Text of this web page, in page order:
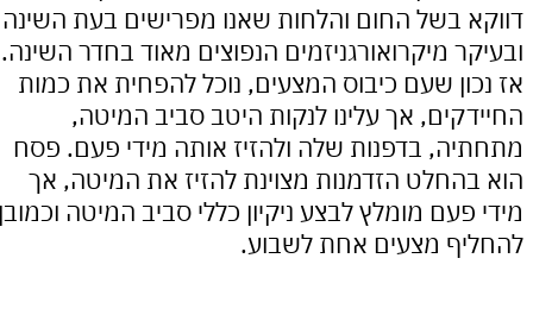
בשל החום והלחות שאנו מפרישים בעת השינה
מיקרואורגניזמים הנפוצים מאוד בחדר השינה.
שעם כיבוס המצעים, נוכל להפחית את כמות
אך עלינו לנקות היטב סביב המיטה,
בדפנות שלה ולהזיז אותה מידי פעם. פסח
הזדמנות מצוינת להזיז את המיטה, אך
מומלץ לבצע ניקיון כללי סביב המיטה וכמובן
מצעים אחת לשבוע.